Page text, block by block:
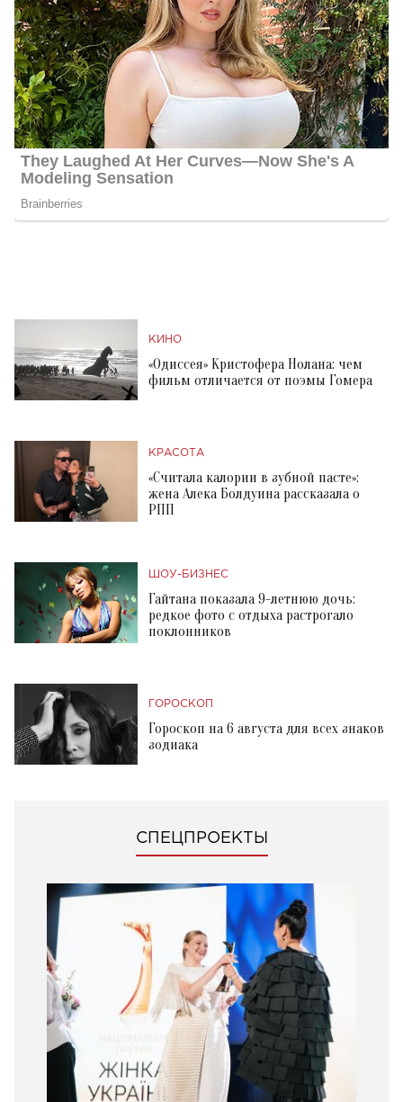
КИНО
«Одиссея» Кристофера Нолана: чем
фильм отличается от поэмы Гомера
КРАСОТА
«Считала калории в зубной пасте»:
жена Алека Болдуина рассказала о
РПП
ШОУ-БИЗНЕС
Гайтана показала 9-летнюю дочь:
редкое фото с отдыха растрогало
поклонников
ГОРОСКОП
Гороскоп на 6 августа для всех знаков
зодиака
СПЕЦПРОЕКТЫ